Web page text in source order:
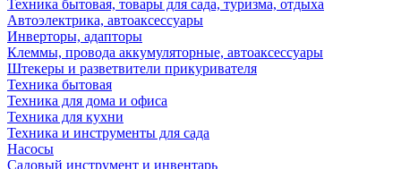
Техника бытовая, товары для сада, туризма, отдыха
Автоэлектрика, автоаксессуары
Инверторы, адапторы
Клеммы, провода аккумуляторные, автоаксессуары
Штекеры и разветвители прикуривателя
Техника бытовая
Техника для дома и офиса
Техника для кухни
Техника и инструменты для сада
Насосы
Садовый инструмент и инвентарь